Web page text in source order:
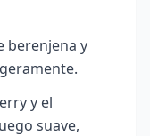
berenjena y
y el
suave,